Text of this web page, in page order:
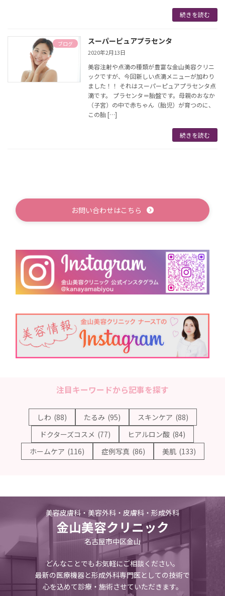
続きを読む
ブログ スーパーピュアプラセンタ
2020年2月13日
美容注射や点滴の種類が豊富な金山美容クリニ
ックですが、今回新しい点滴メニューが加わり
ました！！ それはスーパーピュアプラセンタ点
滴です。 プラセンタ＝胎盤です。母親のおなか
（子宮）の中で赤ちゃん（胎児）が育つのに、
この胎 […]
続きを読む
お問い合わせはこちら
注目キーワードから記事を探す
しわ (88) たるみ (95) スキンケア (88)
ドクターズコスメ (77) ヒアルロン酸 (84)
ホームケア (116) 症例写真 (86) 美肌 (133)
美容皮膚科・美容外科・皮膚科・形成外科
金山美容クリニック
名古屋市中区金山
どんなことでもお気軽にご相談ください。
最新の医療機器と形成外科専門医としての技術で
心を込めて診療・施術させていただきます。